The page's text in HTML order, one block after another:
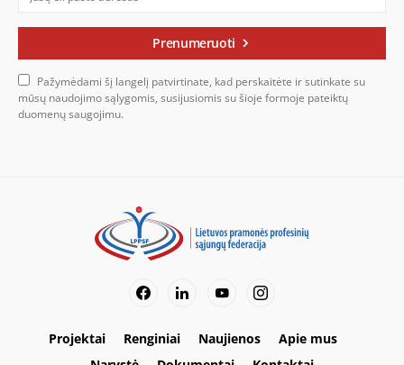
Prenumeruoti
Pažymėdami šį langelį patvirtinate, kad perskaitėte ir sutinkate su
mūsų naudojimo sąlygomis, susijusiomis su šioje formoje pateiktų
duomenų saugojimu.
Projektai Renginiai Naujienos
Apie mus